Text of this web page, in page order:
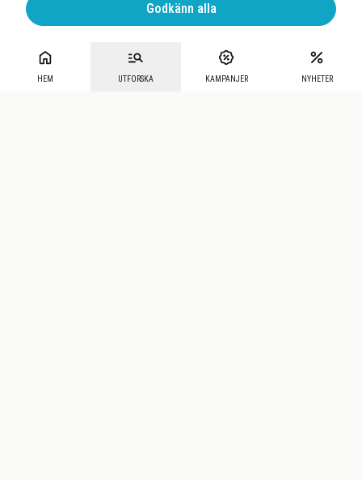
HEM UTFORSKA KAMPANJER NYHETER
Godkänn alla